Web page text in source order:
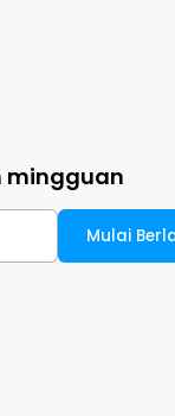
mingguan
Mulai